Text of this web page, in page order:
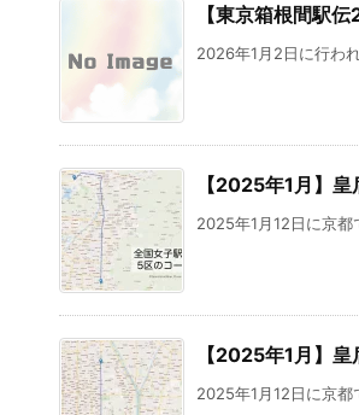
【東京箱根間駅
2026年1月2日に行わ
【2025年1月】
2025年1月12日に京
【2025年1月】
2025年1月12日に京